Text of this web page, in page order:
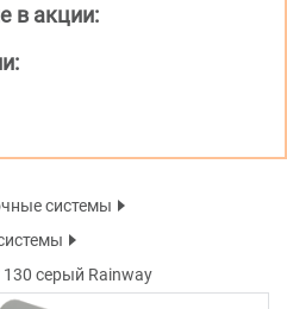
в акции:
системы
серый Rainway